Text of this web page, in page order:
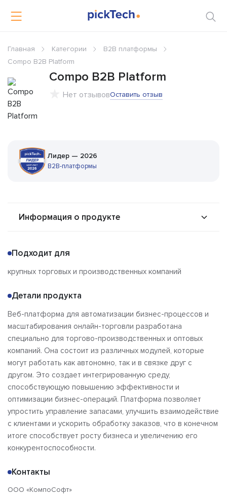
Главная Категории
B2B платформы
Compo B2B Platform
Compo B2B Platform
Нет отзывовОставить отзыв
Лидер — 2026
B2B-платформы
Информация о продукте
Альтернативы
Отзывы
Подходит для
крупных торговых и производственных компаний
Детали продукта
Веб-платформа для автоматизации бизнес-процессов и
масштабирования онлайн-торговли разработана
специально для торгово-производственных и оптовых
компаний. Она состоит из различных модулей, которые
могут работать как автономно, так и в связке друг с
другом. Это создает интегрированную среду,
способствующую повышению эффективности и
оптимизации бизнес-операций. Платформа позволяет
упростить управление запасами, улучшить взаимодействие
с клиентами и ускорить обработку заказов, что в конечном
итоге способствует росту бизнеса и увеличению его
конкурентоспособности.
Контакты
ООО «КомпоСофт»